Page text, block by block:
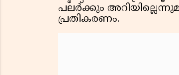
പലർക്കും
പ്രതികരണം.